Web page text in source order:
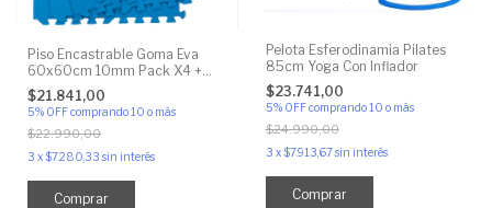
Piso Encastrable Goma Eva
60x60cm 10mm Pack X4 +
Bordes
$21.841,00
5% OFFcomprando 10 o más
$22.990,00
3 x$7.280,33 sin interés
Comprar
Pelota Esferodinamia Pilates
85cm Yoga Con Inflador
$23.741,00
5% OFF comprando 10 o más
$24.990,00
3 x$7.913,67sin interés
Comprar